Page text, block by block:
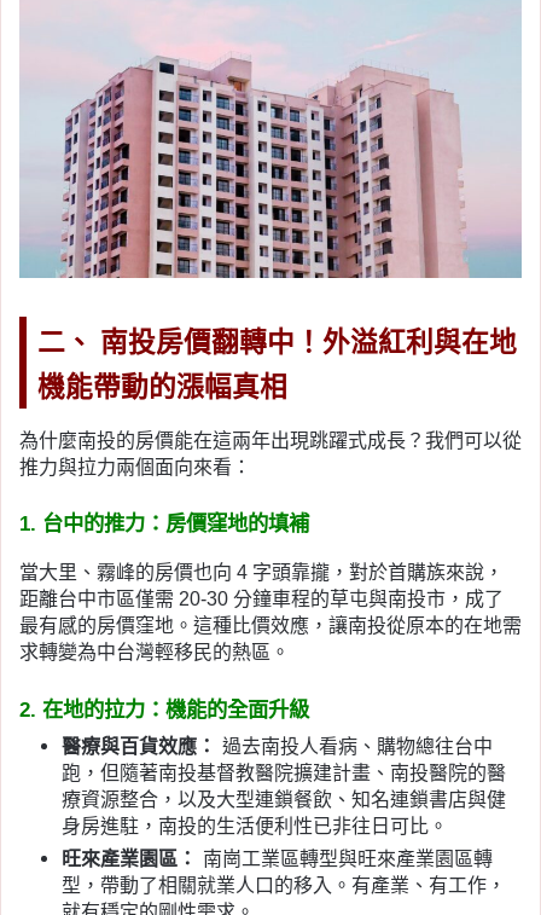
二、 南投房價翻轉中！外溢紅利與在地
機能帶動的漲幅真相
為什麼南投的房價能在這兩年出現跳躍式成長？我們可以從
推力與拉力兩個面向來看：
1. 台中的推力：房價窪地的填補
當大里、霧峰的房價也向 4 字頭靠攏，對於首購族來說，
距離台中市區僅需 20-30 分鐘車程的草屯與南投市，成了
最有感的房價窪地。這種比價效應，讓南投從原本的在地需
求轉變為中台灣輕移民的熱區。
2. 在地的拉力：機能的全面升級
醫療與百貨效應： 過去南投人看病、購物總往台中
跑，但隨著南投基督教醫院擴建計畫、南投醫院的醫
療資源整合，以及大型連鎖餐飲、知名連鎖書店與健
身房進駐，南投的生活便利性已非往日可比。
旺來產業園區： 南崗工業區轉型與旺來產業園區轉
型，帶動了相關就業人口的移入。有產業、有工作，